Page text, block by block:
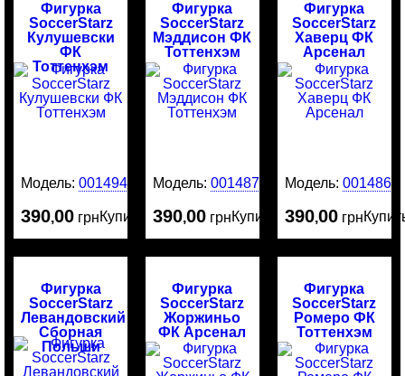
Фигурка
SoccerStarz
Кулушевски
ФК
Тоттенхэм
Модель:0014942
390,00 грнКупить
Фигурка
SoccerStarz
Мэддисон ФК
Тоттенхэм
Модель:0014874
390,00 грнКупить
Фигурка
SoccerStarz
Хаверц ФК
Арсенал
Модель: 0014865
390,00 грн
Фигурка
SoccerStarz
Левандовский
Сборная
Польши
Фигурка
SoccerStarz
Жоржиньо
ФК Арсенал
Фигурка
SoccerStarz
Ромеро ФК
Тоттенхэм